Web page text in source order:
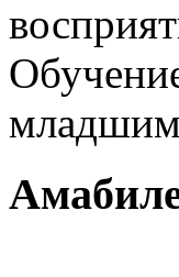
младшим